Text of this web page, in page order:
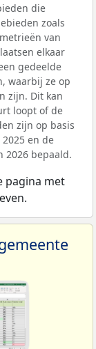
die
zoals
van
elkaar
gedeelde
waarbij ze op
zijn. Dit kan
loopt of de
zijn op basis
2025 en de
2026 bepaald.
pagina met